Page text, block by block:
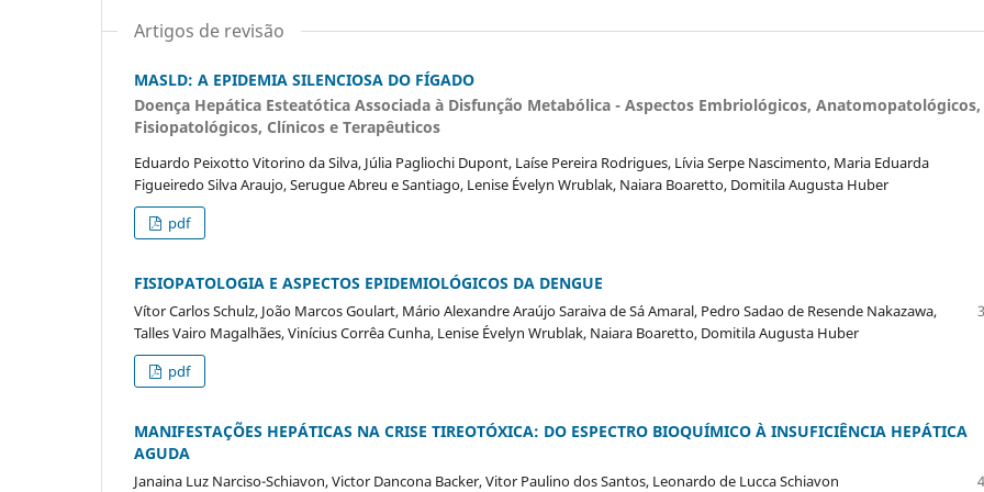
Artigos de revisão
MASLD: A EPIDEMIA SILENCIOSA DO FÍGADO
Doença Hepática Esteatótica Associada à Disfunção Metabólica - Aspectos Embriológicos, Anatomopatológicos,
Fisiopatológicos, Clínicos e Terapêuticos
Eduardo Peixotto Vitorino da Silva, Júlia Pagliochi Dupont, Laíse Pereira Rodrigues, Lívia Serpe Nascimento, Maria Eduarda
Figueiredo Silva Araujo, Serugue Abreu e Santiago, Lenise Évelyn Wrublak, Naiara Boaretto, Domitila Augusta Huber
pdf
FISIOPATOLOGIA E ASPECTOS EPIDEMIOLÓGICOS DA DENGUE
Vítor Carlos Schulz, João Marcos Goulart, Mário Alexandre Araújo Saraiva de Sá Amaral, Pedro Sadao de Resende Nakazawa,
Talles Vairo Magalhães, Vinícius Corrêa Cunha, Lenise Évelyn Wrublak, Naiara Boaretto, Domitila Augusta Huber
pdf
MANIFESTAÇÕES HEPÁTICAS NA CRISE TIREOTÓXICA: DO ESPECTRO BIOQUÍMICO À INSUFICIÊNCIA HEPÁTICA
AGUDA
Janaina Luz Narciso-Schiavon, Victor Dancona Backer, Vitor Paulino dos Santos, Leonardo de Lucca Schiavon